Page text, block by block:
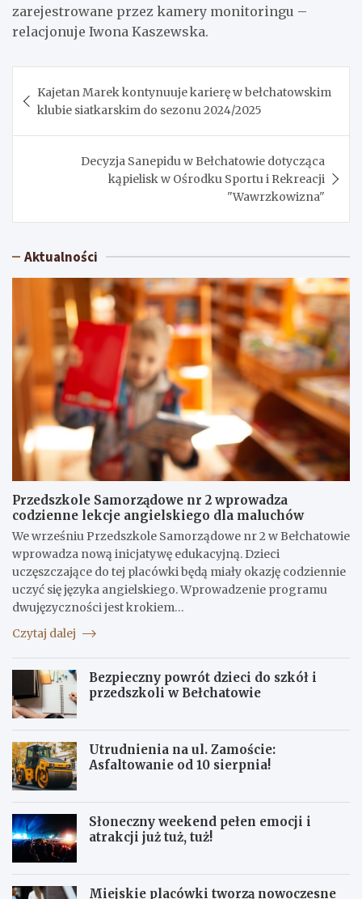
zarejestrowane przez kamery monitoringu –
relacjonuje Iwona Kaszewska.
wpisu
Kajetan Marek kontynuuje karierę w bełchatowskim
klubie siatkarskim do sezonu 2024/2025
Decyzja Sanepidu w Bełchatowie dotycząca
kąpielisk w Ośrodku Sportu i Rekreacji
"Wawrzkowizna"
Aktualności
Przedszkole Samorządowe nr 2 wprowadza
codzienne lekcje angielskiego dla maluchów
We wrześniu Przedszkole Samorządowe nr 2 w Bełchatowie
wprowadza nową inicjatywę edukacyjną. Dzieci
uczęszczające do tej placówki będą miały okazję codziennie
uczyć się języka angielskiego. Wprowadzenie programu
dwujęzyczności jest krokiem…
Czytaj dalej
Bezpieczny powrót dzieci do szkół i
przedszkoli w Bełchatowie
Utrudnienia na ul. Zamoście:
Asfaltowanie od 10 sierpnia!
Słoneczny weekend pełen emocji i
atrakcji już tuż, tuż!
Miejskie placówki tworzą nowoczesne